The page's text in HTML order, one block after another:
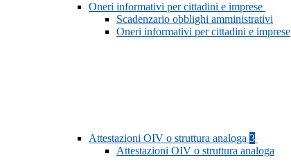
Oneri informativi per cittadini e imprese
Scadenzario obblighi amministrativi
Oneri informativi per cittadini e imprese
Attestazioni OIV o struttura analoga 3
Attestazioni OIV o struttura analoga